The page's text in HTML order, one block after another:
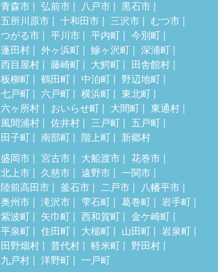
青森市 弘前市 八戸市
黒石市
五所川原市
十和田市 三沢市
むつ市
つがる市
平川市 平内町
今別町
蓬田村
外ヶ浜町 鰺ヶ沢町
深浦町
西目屋村
藤崎町 大鰐町
田舎館村
板柳町
鶴田町 中泊町
野辺地町
七戸町
六戸町 横浜町
東北町
六ヶ所村
おいらせ町 大間町
東通村
風間浦村
佐井村 三戸町
五戸町
田子町
南部町 階上町 新郷村
盛岡市 宮古市 大船渡市
花巻市
北上市
久慈市 遠野市
一関市
陸前高田市
釜石市 二戸市
八幡平市
奥州市
滝沢市 雫石町 葛巻町
岩手町
紫波町
矢巾町 西和賀町
金ケ崎町
平泉町
住田町 大槌町 山田町
岩泉町
田野畑村
普代村 軽米町
野田村
九戸村
洋野町 一戸町